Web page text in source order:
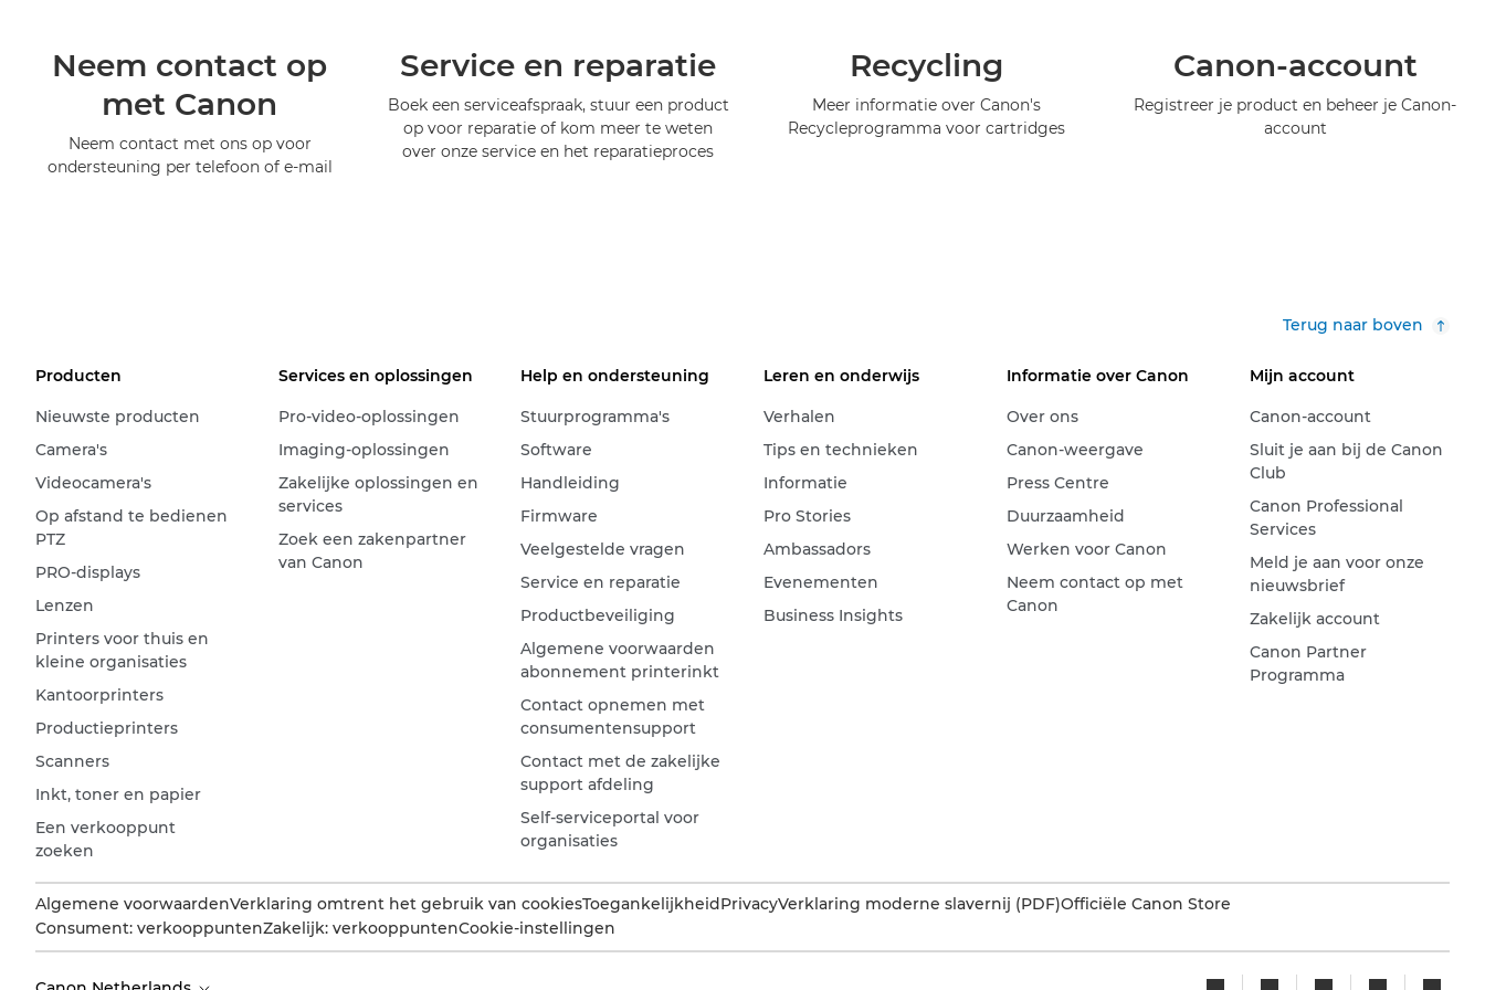
Neem contact op
met Canon
Neem contact met ons op voor
ondersteuning per telefoon of e-mail
Service en reparatie
Boek een serviceafspraak, stuur een product
op voor reparatie of kom meer te weten
over onze service en het reparatieproces
Recycling
Meer informatie over Canon's
Recycleprogramma voor cartridges
Canon-account
Registreer je product en beheer je Canon-
account
Terug naar boven
Producten
Nieuwste producten
Camera's
Videocamera's
Op afstand te bedienen
PTZ
PRO-displays
Lenzen
Printers voor thuis en
kleine organisaties
Kantoorprinters
Productieprinters
Scanners
Inkt, toner en papier
Een verkooppunt
zoeken
Services en oplossingen
Pro-video-oplossingen
Imaging-oplossingen
Zakelijke oplossingen en
services
Zoek een zakenpartner
van Canon
Help en ondersteuning
Stuurprogramma's
Software
Handleiding
Firmware
Veelgestelde vragen
Service en reparatie
Productbeveiliging
Algemene voorwaarden
abonnement printerinkt
Contact opnemen met
consumentensupport
Contact met de zakelijke
support afdeling
Self-serviceportal voor
organisaties
Leren en onderwijs
Verhalen
Tips en technieken
Informatie
Pro Stories
Ambassadors
Evenementen
Business Insights
Informatie over Canon
Over ons
Canon-weergave
Press Centre
Duurzaamheid
Werken voor Canon
Neem contact op met
Canon
Mijn account
Canon-account
Sluit je aan bij de Canon
Club
Canon Professional
Services
Meld je aan voor onze
nieuwsbrief
Zakelijk account
Canon Partner
Programma
Algemene voorwaardenVerklaring omtrent het gebruik van cookiesToegankelijkheid PrivacyVerklaring moderne slavernij (PDF)Officiële Canon Store
Consument: verkooppuntenZakelijk: verkooppuntenCookie-instellingen